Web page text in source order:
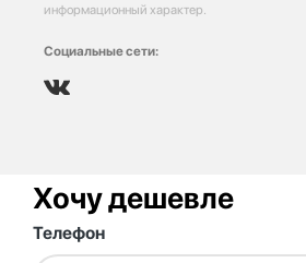
информационный характер.
Социальные сети:
Хочу дешевле
Телефон